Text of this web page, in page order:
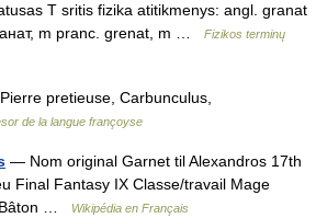
T sritis fizika atitikmenys: angl. granat
m pranc. grenat, m …
Fizikos terminų
pretieuse, Carbunculus,
de la langue françoyse
— Nom original Garnet til Alexandros 17th
Final Fantasy IX Classe/travail Mage
Bâton …
Wikipédia en Français